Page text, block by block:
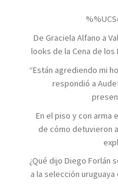
De Graciela Alfano a
looks de la Cena de los
“Están agrediendo mi
respondió a
En el piso y con arma
de cómo detuvieron
¿Qué dijo Diego Forlán
a la selección